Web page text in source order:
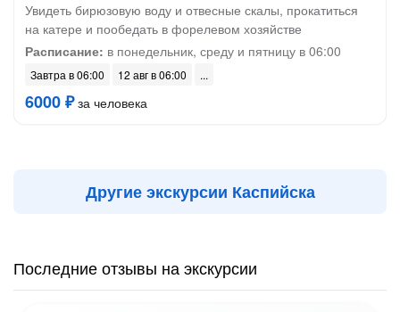
Увидеть бирюзовую воду и отвесные скалы, прокатиться
на катере и пообедать в форелевом хозяйстве
Расписание: в понедельник, среду и пятницу в 06:00
Завтра в 06:00 12 авг в 06:00
6000 ₽за человека
Другие экскурсии Каспийска
Последние отзывы на экскурсии